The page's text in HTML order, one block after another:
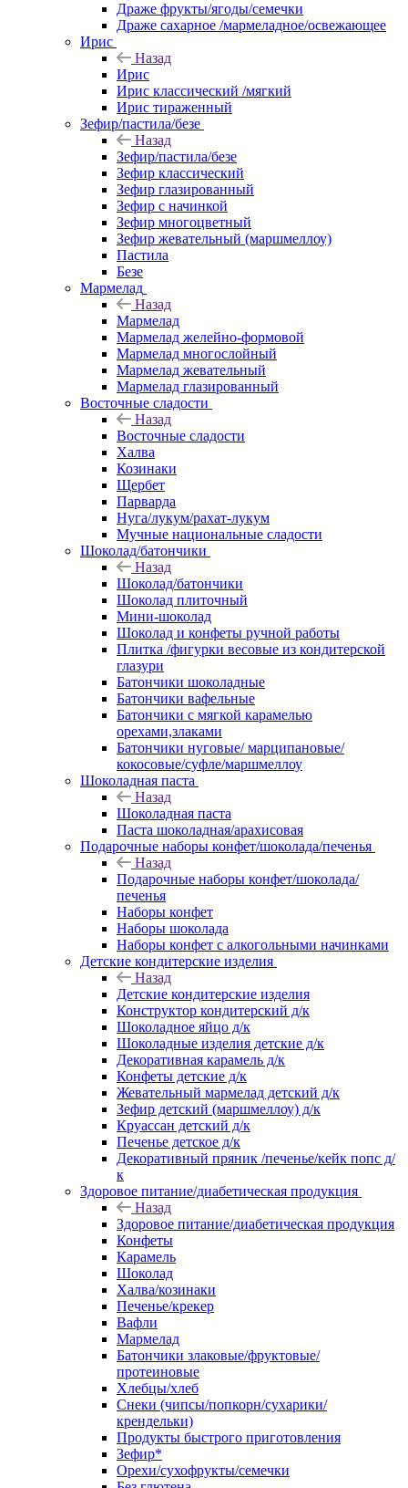
Драже фрукты/ягоды/семечки
Драже сахарное /мармеладное/освежающее
Ирис
Назад
Ирис
Ирис классический /мягкий
Ирис тираженный
Зефир/пастила/безе
Назад
Зефир/пастила/безе
Зефир классический
Зефир глазированный
Зефир с начинкой
Зефир многоцветный
Зефир жевательный (маршмеллоу)
Пастила
Безе
Мармелад
Назад
Мармелад
Мармелад желейно-формовой
Мармелад многослойный
Мармелад жевательный
Мармелад глазированный
Восточные сладости
Назад
Восточные сладости
Халва
Козинаки
Щербет
Парварда
Нуга/лукум/рахат-лукум
Мучные национальные сладости
Шоколад/батончики
Назад
Шоколад/батончики
Шоколад плиточный
Мини-шоколад
Шоколад и конфеты ручной работы
Плитка /фигурки весовые из кондитерской
глазури
Батончики шоколадные
Батончики вафельные
Батончики с мягкой карамелью
орехами,злаками
Батончики нуговые/ марципановые/
кокосовые/суфле/маршмеллоу
Шоколадная паста
Назад
Шоколадная паста
Паста шоколадная/арахисовая
Подарочные наборы конфет/шоколада/печенья
Назад
Подарочные наборы конфет/шоколада/
печенья
Наборы конфет
Наборы шоколада
Наборы конфет с алкогольными начинками
Детские кондитерские изделия
Назад
Детские кондитерские изделия
Конструктор кондитерский д/к
Шоколадное яйцо д/к
Шоколадные изделия детские д/к
Декоративная карамель д/к
Конфеты детские д/к
Жевательный мармелад детский д/к
Зефир детский (маршмеллоу) д/к
Круассан детский д/к
Печенье детское д/к
Декоративный пряник /печенье/кейк попс д/
к
Здоровое питание/диабетическая продукция
Назад
Здоровое питание/диабетическая продукция
Конфеты
Карамель
Шоколад
Халва/козинаки
Печенье/крекер
Вафли
Мармелад
Батончики злаковые/фруктовые/
протеиновые
Хлебцы/хлеб
Снеки (чипсы/попкорн/сухарики/
крендельки)
Продукты быстрого приготовления
Зефир*
Орехи/сухофрукты/семечки